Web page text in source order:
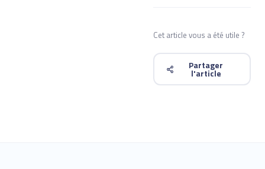
Cet article vous a été utile ?
Partager
l'article